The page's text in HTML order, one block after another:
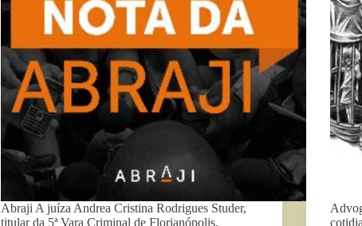
Abraji A juíza Andrea Cristina Rodrigues Studer,
titular da 5ª Vara Criminal de Florianópolis,